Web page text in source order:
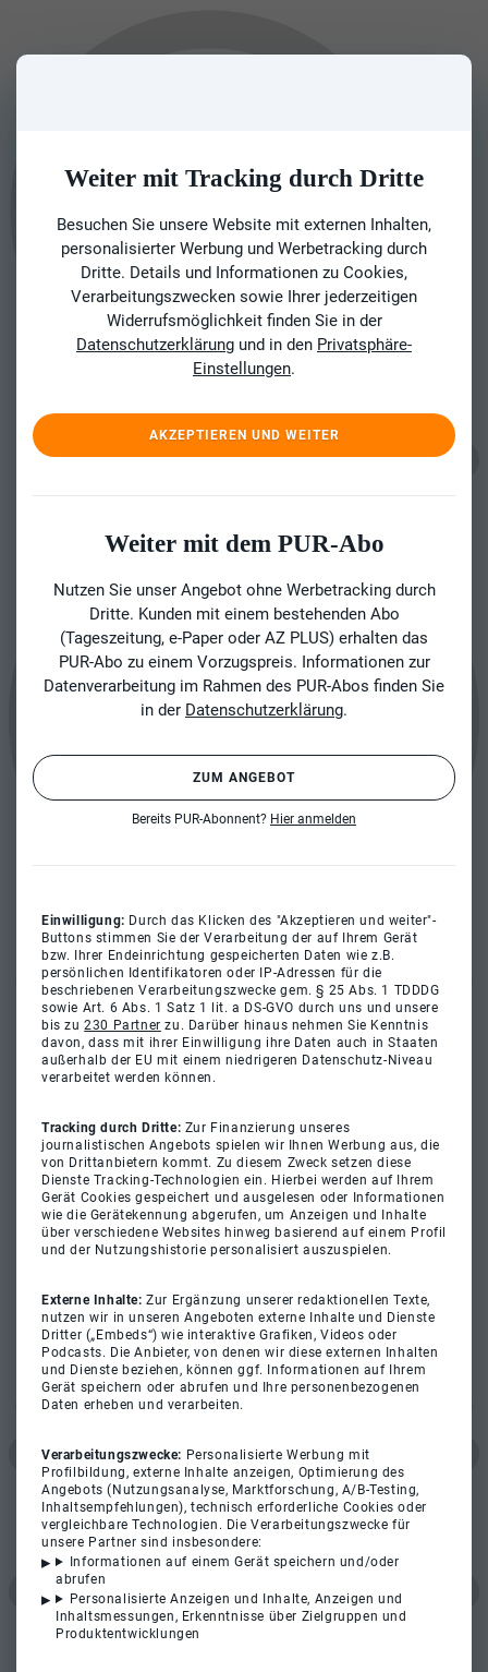
Weiter mit Tracking durch Dritte
Besuchen Sie unsere Website mit externen Inhalten,
personalisierter Werbung und Werbetracking durch
Dritte. Details und Informationen zu Cookies,
Verarbeitungszwecken sowie Ihrer jederzeitigen
Widerrufsmöglichkeit finden Sie in der
Datenschutzerklärung und in den Privatsphäre-
Einstellungen.
AKZEPTIEREN UND WEITER
Weiter mit dem PUR-Abo
Nutzen Sie unser Angebot ohne Werbetracking durch
Dritte. Kunden mit einem bestehenden Abo
(Tageszeitung, e-Paper oder AZ PLUS) erhalten das
PUR-Abo zu einem Vorzugspreis. Informationen zur
Datenverarbeitung im Rahmen des PUR-Abos finden Sie
in der Datenschutzerklärung.
ZUM ANGEBOT
Bereits PUR-Abonnent? Hier anmelden
Einwilligung: Durch das Klicken des "Akzeptieren und weiter"-
Buttons stimmen Sie der Verarbeitung der auf Ihrem Gerät
bzw. Ihrer Endeinrichtung gespeicherten Daten wie z.B.
persönlichen Identifikatoren oder IP-Adressen für die
beschriebenen Verarbeitungszwecke gem. § 25 Abs. 1 TDDDG
sowie Art. 6 Abs. 1 Satz 1 lit. a DS-GVO durch uns und unsere
bis zu230 Partner zu. Darüber hinaus nehmen Sie Kenntnis
davon, dass mit ihrer Einwilligung ihre Daten auch in Staaten
außerhalb der EU mit einem niedrigeren Datenschutz-Niveau
verarbeitet werden können.
Tracking durch Dritte: Zur Finanzierung unseres
journalistischen Angebots spielen wir Ihnen Werbung aus, die
von Drittanbietern kommt. Zu diesem Zweck setzen diese
Dienste Tracking-Technologien ein. Hierbei werden auf Ihrem
Gerät Cookies gespeichert und ausgelesen oder Informationen
wie die Gerätekennung abgerufen, um Anzeigen und Inhalte
über verschiedene Websites hinweg basierend auf einem Profil
und der Nutzungshistorie personalisiert auszuspielen.
Externe Inhalte:Zur Ergänzung unserer redaktionellen Texte,
nutzen wir in unseren Angeboten externe Inhalte und Dienste
Dritter („Embeds“) wie interaktive Grafiken, Videos oder
Podcasts. Die Anbieter, von denen wir diese externen Inhalten
und Dienste beziehen, können ggf. Informationen auf Ihrem
Gerät speichern oder abrufen und Ihre personenbezogenen
Daten erheben und verarbeiten.
Verarbeitungszwecke: Personalisierte Werbung mit
Profilbildung, externe Inhalte anzeigen, Optimierung des
Angebots (Nutzungsanalyse, Marktforschung, A/B-Testing,
Inhaltsempfehlungen), technisch erforderliche Cookies oder
vergleichbare Technologien. Die Verarbeitungszwecke für
unsere Partner sind insbesondere:
Informationen auf einem Gerät speichern und/oder
abrufen
Personalisierte Anzeigen und Inhalte, Anzeigen und
Inhaltsmessungen, Erkenntnisse über Zielgruppen und
Produktentwicklungen